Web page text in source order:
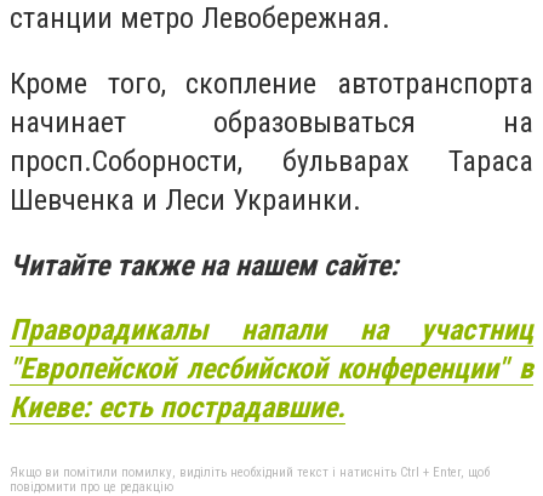
станции метро Левобережная.
Кроме того, скопление автотранспорта
начинает образовываться на
просп.Соборности, бульварах Тараса
Шевченка и Леси Украинки.
Читайте также на нашем сайте:
Праворадикалы напали на участниц
"Европейской лесбийской конференции" в
Киеве: есть пострадавшие.
Якщо ви помітили помилку, виділіть необхідний текст і натисніть Ctrl + Enter, щоб
повідомити про це редакцію